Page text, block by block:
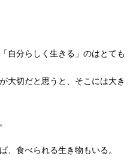
自分らしく生きる」のはとても
大切だと思うと、そこには大き
、食べられる生き物もいる。